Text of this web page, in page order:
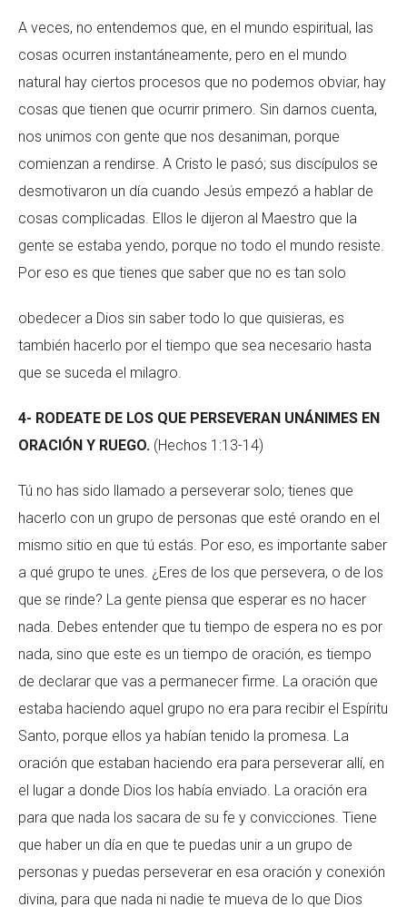
A veces, no entendemos que, en el mundo espiritual, las
cosas ocurren instantáneamente, pero en el mundo
natural hay ciertos procesos que no podemos obviar, hay
cosas que tienen que ocurrir primero. Sin darnos cuenta,
nos unimos con gente que nos desaniman, porque
comienzan a rendirse. A Cristo le pasó; sus discípulos se
desmotivaron un día cuando Jesús empezó a hablar de
cosas complicadas. Ellos le dijeron al Maestro que la
gente se estaba yendo, porque no todo el mundo resiste.
Por eso es que tienes que saber que no es tan solo
obedecer a Dios sin saber todo lo que quisieras, es
también hacerlo por el tiempo que sea necesario hasta
que se suceda el milagro.
4- RODEATE DE LOS QUE PERSEVERAN UNÁNIMES EN
ORACIÓN Y RUEGO. (Hechos 1:13-14)
Tú no has sido llamado a perseverar solo; tienes que
hacerlo con un grupo de personas que esté orando en el
mismo sitio en que tú estás. Por eso, es importante saber
a qué grupo te unes. ¿Eres de los que persevera, o de los
que se rinde? La gente piensa que esperar es no hacer
nada. Debes entender que tu tiempo de espera no es por
nada, sino que este es un tiempo de oración, es tiempo
de declarar que vas a permanecer firme. La oración que
estaba haciendo aquel grupo no era para recibir el Espíritu
Santo, porque ellos ya habían tenido la promesa. La
oración que estaban haciendo era para perseverar allí, en
el lugar a donde Dios los había enviado. La oración era
para que nada los sacara de su fe y convicciones. Tiene
que haber un día en que te puedas unir a un grupo de
personas y puedas perseverar en esa oración y conexión
divina, para que nada ni nadie te mueva de lo que Dios